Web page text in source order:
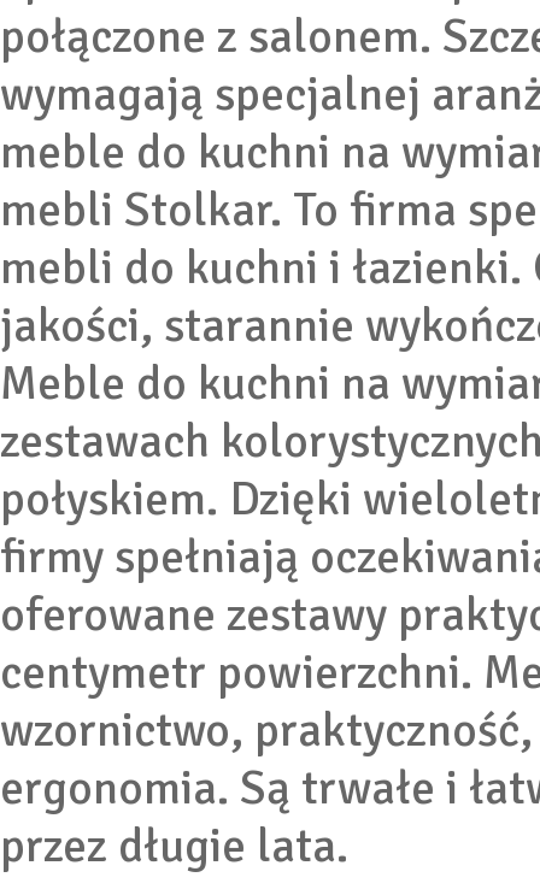
połączone z salonem.
wymagają specjalnej
meble do kuchni na
mebli Stolkar. To firma
mebli do kuchni i
jakości, starannie
Meble do kuchni na
zestawach
połyskiem. Dzięki
firmy spełniają
oferowane zestawy
centymetr powierzchni.
wzornictwo,
ergonomia. Są trwałe i
przez długie lata.